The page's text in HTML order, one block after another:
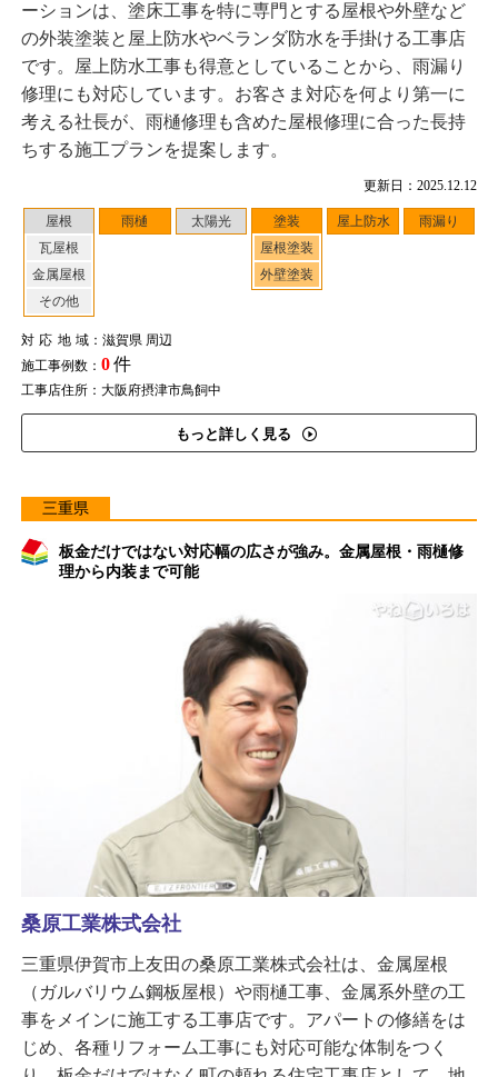
更新日：2025.12.12
屋根
瓦屋根
金属屋根
その他
雨樋 太陽光
塗装
屋根塗装
外壁塗装
屋上防水 雨漏り
対応地域：滋賀県 周辺
施工事例数： 0件
工事店住所：大阪府摂津市鳥飼中
もっと詳しく見る
ーションは、塗床工事を特に専門とする屋根や外壁など
の外装塗装と屋上防水やベランダ防水を手掛ける工事店
です。屋上防水工事も得意としていることから、雨漏り
修理にも対応しています。お客さま対応を何より第一に
考える社長が、雨樋修理も含めた屋根修理に合った長持
ちする施工プランを提案します。
三重県
板金だけではない対応幅の広さが強み。金属屋根・雨樋修
理から内装まで可能
桑原工業株式会社
三重県伊賀市上友田の桑原工業株式会社は、金属屋根
（ガルバリウム鋼板屋根）や雨樋工事、金属系外壁の工
事をメインに施工する工事店です。アパートの修繕をは
じめ、各種リフォーム工事にも対応可能な体制をつく